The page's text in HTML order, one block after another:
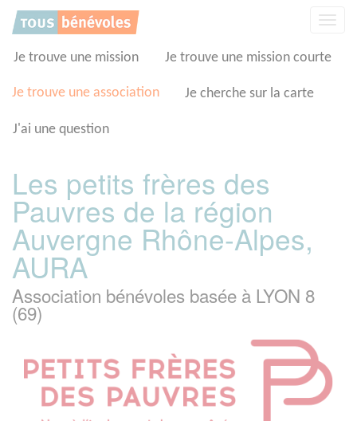
Je trouve une mission Je trouve une mission courte
Je trouve une association Je cherche sur la carte
J'ai une question
Les petits frères des
Pauvres de la région
Auvergne Rhône-Alpes,
AURA
Association bénévoles basée à LYON 8
(69)
Panneau de gestion des cookies